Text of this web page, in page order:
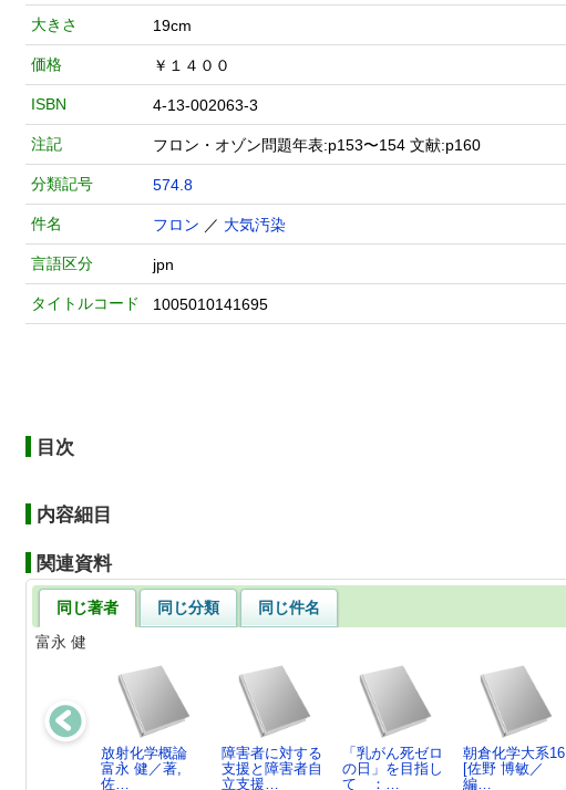
大きさ 19cm
価格 ￥１４００
ISBN 4-13-002063-3
注記 フロン・オゾン問題年表:p153〜154 文献:p160
分類記号 574.8
件名 フロン ／ 大気汚染
言語区分 jpn
タイトルコード 1005010141695
目次
内容細目
関連資料
同じ著者 同じ分類
同じ件名
富永 健
放射化学概論
富永 健／著,
佐…
障害者に対する
支援と障害者自
立支援…
「乳がん死ゼロ
の日」を目指し
て ：…
朝倉化学大系16
[佐野 博敏／
編…